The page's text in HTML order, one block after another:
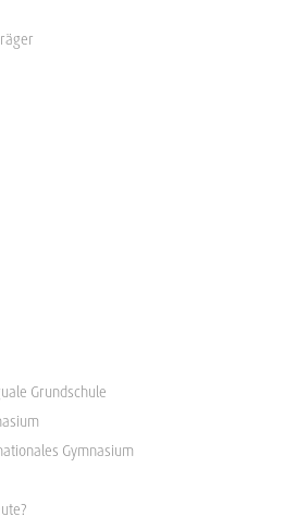
Grundschule
Gymnasium